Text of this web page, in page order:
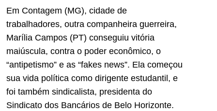
Em Contagem (MG), cidade de
trabalhadores, outra companheira guerreira,
Marília Campos (PT) conseguiu vitória
maiúscula, contra o poder econômico, o
“antipetismo” e as “fakes news”. Ela começou
sua vida política como dirigente estudantil, e
foi também sindicalista, presidenta do
Sindicato dos Bancários de Belo Horizonte.